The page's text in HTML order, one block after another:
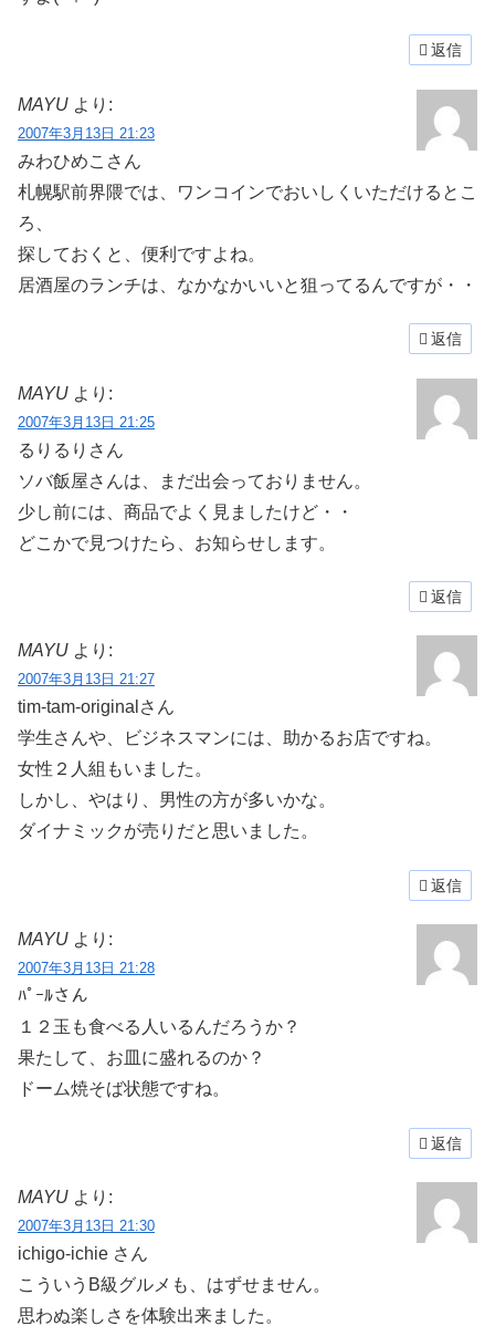
返信
MAYU より:
2007年3月13日 21:23
みわひめこさん
札幌駅前界隈では、ワンコインでおいしくいただけるとこ
ろ、
探しておくと、便利ですよね。
居酒屋のランチは、なかなかいいと狙ってるんですが・・
返信
MAYU より:
2007年3月13日 21:25
るりるりさん
ソバ飯屋さんは、まだ出会っておりません。
少し前には、商品でよく見ましたけど・・
どこかで見つけたら、お知らせします。
返信
MAYU より:
2007年3月13日 21:27
tim-tam-originalさん
学生さんや、ビジネスマンには、助かるお店ですね。
女性２人組もいました。
しかし、やはり、男性の方が多いかな。
ダイナミックが売りだと思いました。
返信
MAYU より:
2007年3月13日 21:28
ﾊﾟｰﾙさん
１２玉も食べる人いるんだろうか？
果たして、お皿に盛れるのか？
ドーム焼そば状態ですね。
返信
MAYU より:
2007年3月13日 21:30
ichigo-ichie さん
こういうB級グルメも、はずせません。
思わぬ楽しさを体験出来ました。